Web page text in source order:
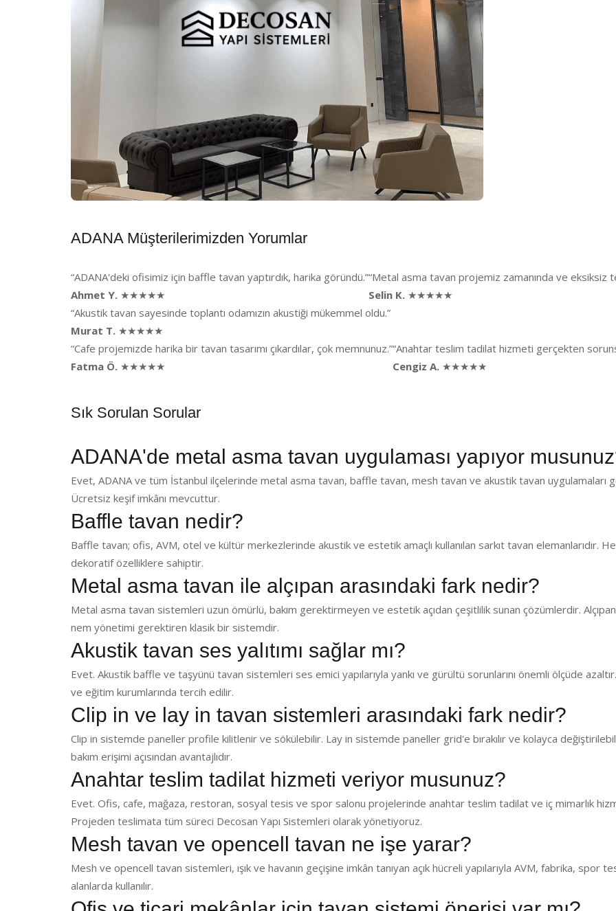
ADANA Müşterilerimizden Yorumlar
“ADANA'deki ofisimiz için baffle tavan yaptırdık, harika göründü.”
Ahmet Y. ★★★★★
“Metal asma tavan projemiz zamanında ve eksiksiz
Selin K. ★★★★★
“Akustik tavan sayesinde toplantı odamızın akustiği mükemmel oldu.”
Murat T. ★★★★★
“Cafe projemizde harika bir tavan tasarımı çıkardılar, çok memnunuz.”
Fatma Ö. ★★★★★
“Anahtar teslim tadilat hizmeti gerçekten
Cengiz A. ★★★★★
Sık Sorulan Sorular
ADANA'de metal asma tavan uygulaması yapıyor
Evet, ADANA ve tüm İstanbul ilçelerinde metal asma tavan, baffle tavan, mesh tavan ve akustik tavan uygulamaları
Ücretsiz keşif imkânı mevcuttur.
Baffle tavan nedir?
Baffle tavan; ofis, AVM, otel ve kültür merkezlerinde akustik ve estetik amaçlı kullanılan sarkıt tavan elemanlarıdır.
dekoratif özelliklere sahiptir.
Metal asma tavan ile alçıpan arasındaki fark nedir?
Metal asma tavan sistemleri uzun ömürlü, bakım gerektirmeyen ve estetik açıdan çeşitlilik sunan çözümlerdir.
nem yönetimi gerektiren klasik bir sistemdir.
Akustik tavan ses yalıtımı sağlar mı?
Evet. Akustik baffle ve taşyünü tavan sistemleri ses emici yapılarıyla yankı ve gürültü sorunlarını önemli ölçüde
ve eğitim kurumlarında tercih edilir.
Clip in ve lay in tavan sistemleri arasındaki fark nedir?
Clip in sistemde paneller profile kilitlenir ve sökülebilir. Lay in sistemde paneller grid'e bırakılır ve kolayca
bakım erişimi açısından avantajlıdır.
Anahtar teslim tadilat hizmeti veriyor musunuz?
Evet. Ofis, cafe, mağaza, restoran, sosyal tesis ve spor salonu projelerinde anahtar teslim tadilat ve iç mimarlık
Projeden teslimata tüm süreci Decosan Yapı Sistemleri olarak yönetiyoruz.
Mesh tavan ve opencell tavan ne işe yarar?
Mesh ve opencell tavan sistemleri, ışık ve havanın geçişine imkân tanıyan açık hücreli yapılarıyla AVM, fabrika, spor
alanlarda kullanılır.